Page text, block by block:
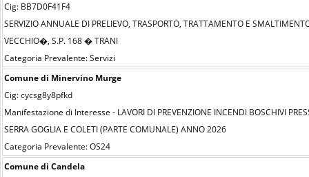
Cig: BB7D0F41F4
SERVIZIO ANNUALE DI PRELIEVO, TRASPORTO, TRATTAMENTO E
VECCHIO�, S.P. 168 � TRANI
Categoria Prevalente: Servizi
Comune di Minervino Murge
Cig: cycsg8y8pfkd
Manifestazione di Interesse - LAVORI DI PREVENZIONE INCENDI BOSCHIVI
SERRA GOGLIA E COLETI (PARTE COMUNALE) ANNO 2026
Categoria Prevalente: OS24
Comune di Candela